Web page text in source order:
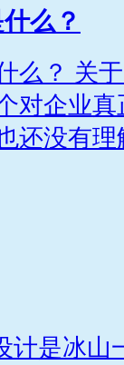
么？
么？ 关
对企业
还没有理
计是冰山